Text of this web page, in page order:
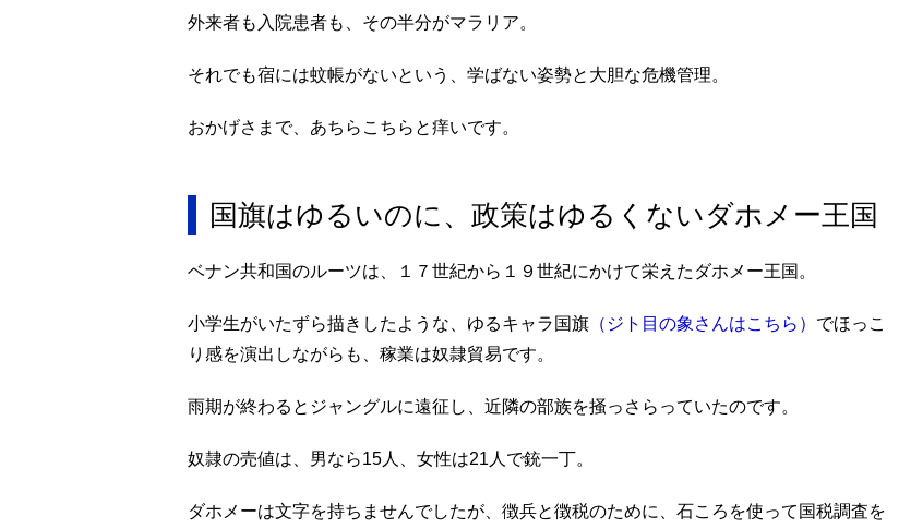
外来者も入院患者も、その半分がマラリア。
それでも宿には蚊帳がないという、学ばない姿勢と大胆な危機管理。
おかげさまで、あちらこちらと痒いです。
国旗はゆるいのに、政策はゆるくないダホメー王国
ベナン共和国のルーツは、１７世紀から１９世紀にかけて栄えたダホメー王国。
小学生がいたずら描きしたような、ゆるキャラ国旗 （ジト目の象さんはこちら） でほっこ
り感を演出しながらも、稼業は奴隷貿易です。
雨期が終わるとジャングルに遠征し、近隣の部族を掻っさらっていたのです。
奴隷の売値は、男なら15人、女性は21人で銃一丁。
ダホメーは文字を持ちませんでしたが、徴兵と徴税のために、石ころを使って国税調査を